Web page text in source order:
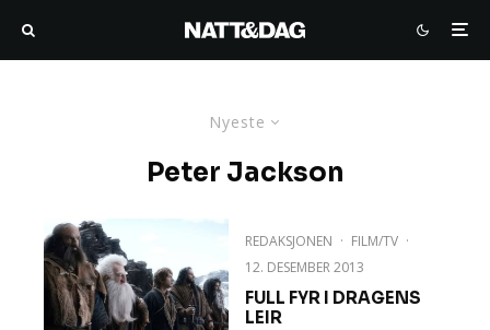
Nyeste
Peter Jackson
REDAKSJONEN · FILM/TV ·
12. DESEMBER 2013
FULL FYR I DRAGENS
LEIR